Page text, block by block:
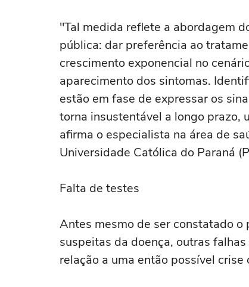
"Tal medida reflete a abordagem
pública: dar preferência ao
crescimento exponencial no
aparecimento dos sintomas.
estão em fase de expressar os
torna insustentável a longo prazo,
afirma o especialista na área de
Universidade Católica do Paraná
Falta de testes
Antes mesmo de ser constatado
suspeitas da doença, outras
relação a uma então possível